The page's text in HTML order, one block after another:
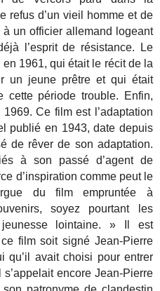
refus d’un vieil homme et de
un officier allemand logeant
l’esprit de résistance. Le
en 1961, qui était le récit de la
un jeune prêtre et qui était
cette période trouble. Enfin,
1969. Ce film est l’adaptation
publié en 1943, date depuis
de rêver de son adaptation.
à son passé d’agent de
d’inspiration comme peut le
du film empruntée à
soyez pourtant les
jeunesse lointaine. » Il est
film soit signé Jean-Pierre
qu’il avait choisi pour entrer
encore Jean-Pierre